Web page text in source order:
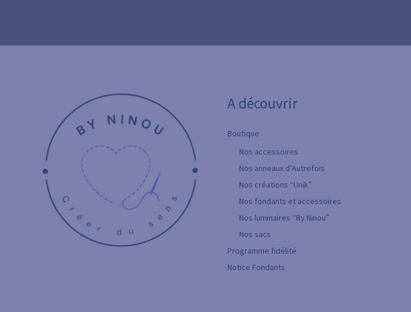
A découvrir
Boutique
Nos accessoires
Nos anneaux d’Autrefois
Nos créations “Unik”
Nos fondants et accessoires
Nos luminaires “By Ninou”
Nos sacs
Programme fidélité
Notice Fondants